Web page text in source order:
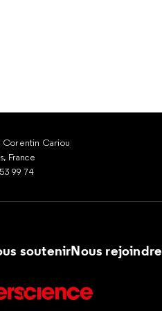
Corentin Cariou
France
99 74
soutenirNous rejoindre